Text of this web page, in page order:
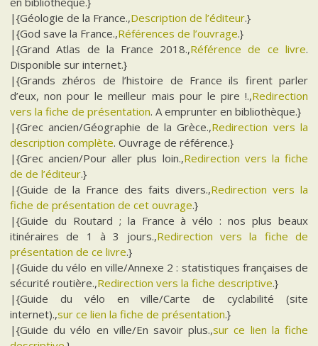
|{Géologie de la France.,Description de l’éditeur.}
|{God save la France.,Références de l’ouvrage.}
|{Grand Atlas de la France 2018.,Référence de ce livre.
Disponible sur internet.}
|{Grands zhéros de l’histoire de France ils firent parler
d’eux, non pour le meilleur mais pour le pire !.,Redirection
vers la fiche de présentation. A emprunter en bibliothèque.}
|{Grec ancien/Géographie de la Grèce.,Redirection vers la
description complète. Ouvrage de référence.}
|{Grec ancien/Pour aller plus loin.,Redirection vers la fiche
de de l’éditeur.}
|{Guide de la France des faits divers.,Redirection vers la
fiche de présentation de cet ouvrage.}
|{Guide du Routard ; la France à vélo : nos plus beaux
itinéraires de 1 à 3 jours.,Redirection vers la fiche de
présentation de ce livre.}
|{Guide du vélo en ville/Annexe 2 : statistiques françaises de
sécurité routière.,Redirection vers la fiche descriptive.}
|{Guide du vélo en ville/Carte de cyclabilité (site
internet).,sur ce lien la fiche de présentation.}
|{Guide du vélo en ville/En savoir plus.,sur ce lien la fiche